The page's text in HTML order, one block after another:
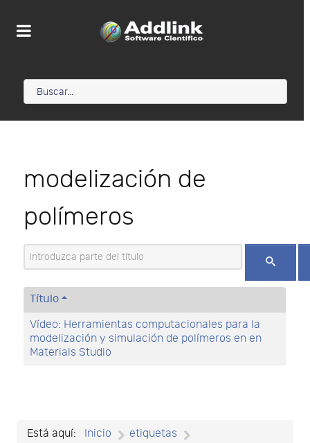
modelización de
polímeros
Introduzca parte del título
Título
Vídeo: Herramientas computacionales para la
modelización y simulación de polímeros en en
Materials Studio
Está aquí: Inicio
etiquetas